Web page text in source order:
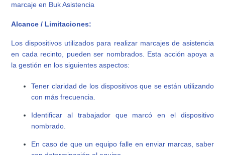
marcaje en Buk Asistencia
Alcance / Limitaciones:
Los dispositivos utilizados para realizar marcajes de asistencia
en cada recinto, pueden ser nombrados. Esta acción apoya a
la gestión en los siguientes aspectos:
Tener claridad de los dispositivos que se están utilizando
con más frecuencia.
Identificar al trabajador que marcó en el dispositivo
nombrado.
En caso de que un equipo falle en enviar marcas, saber